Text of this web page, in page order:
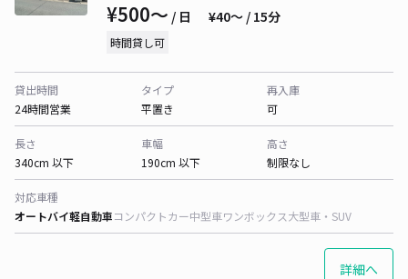
¥500〜 / 日 ¥40〜 / 15分
時間貸し可
貸出時間
24時間営業
タイプ
平置き
再入庫
可
長さ
340cm 以下
車幅
190cm 以下
高さ
制限なし
対応車種
オートバイ軽自動車コンパクトカー中型車ワンボックス大型車・SUV
詳細へ